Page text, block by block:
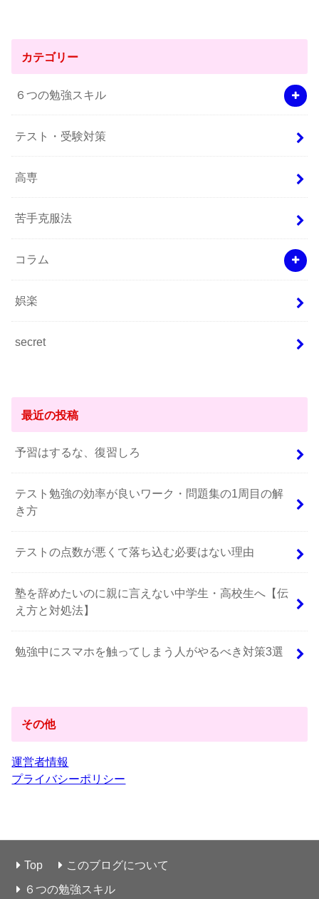
カテゴリー
６つの勉強スキル
テスト・受験対策
高専
苦手克服法
コラム
娯楽
secret
最近の投稿
予習はするな、復習しろ
テスト勉強の効率が良いワーク・問題集の1周目の解
き方
テストの点数が悪くて落ち込む必要はない理由
塾を辞めたいのに親に言えない中学生・高校生へ【伝
え方と対処法】
勉強中にスマホを触ってしまう人がやるべき対策3選
その他
運営者情報
プライバシーポリシー
Top
このブログについて
６つの勉強スキル